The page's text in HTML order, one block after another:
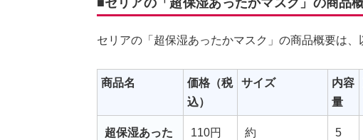
セリアの「超保湿あったかマスク」の商品概要は、
商品名
価格（税
込）
サイズ
内容
量
超保湿あった
110円
約
5